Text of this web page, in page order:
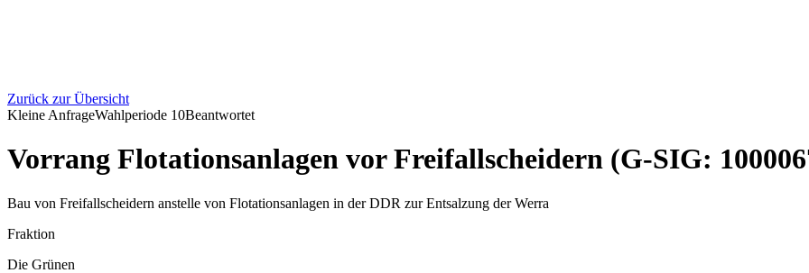
Zurück zur Übersicht
Kleine AnfrageWahlperiode 10Beantwortet
Vorrang Flotationsanlagen vor Freifallscheidern (G-SIG:
Bau von Freifallscheidern anstelle von Flotationsanlagen in der DDR zur Entsalzung der Werra
Fraktion
Die Grünen